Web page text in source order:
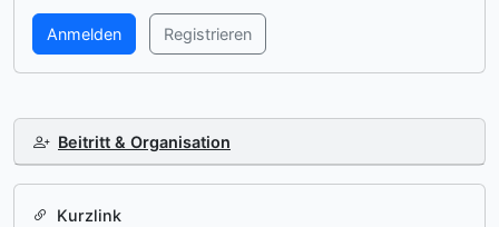
Anmelden Registrieren
Beitritt & Organisation
Kurzlink